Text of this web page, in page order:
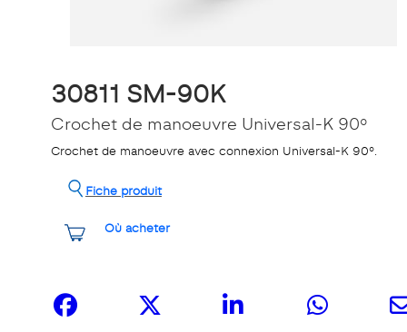
30811 SM-90K
Crochet de manoeuvre Universal-K 90º
Crochet de manoeuvre avec connexion Universal-K 90º.
Où acheter
Fiche produit